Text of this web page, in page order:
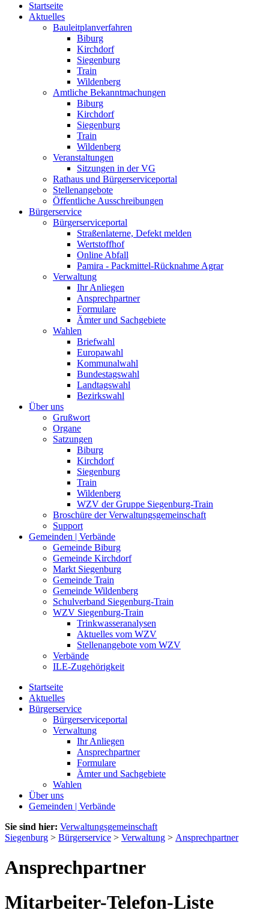
Startseite
Aktuelles
Bauleitplanverfahren
Biburg
Kirchdorf
Siegenburg
Train
Wildenberg
Amtliche Bekanntmachungen
Biburg
Kirchdorf
Siegenburg
Train
Wildenberg
Veranstaltungen
Sitzungen in der VG
Rathaus und Bürgerserviceportal
Stellenangebote
Öffentliche Ausschreibungen
Bürgerservice
Bürgerserviceportal
Straßenlaterne, Defekt melden
Wertstoffhof
Online Abfall
Pamira - Packmittel-Rücknahme Agrar
Verwaltung
Ihr Anliegen
Ansprechpartner
Formulare
Ämter und Sachgebiete
Wahlen
Briefwahl
Europawahl
Kommunalwahl
Bundestagswahl
Landtagswahl
Bezirkswahl
Über uns
Grußwort
Organe
Satzungen
Biburg
Kirchdorf
Siegenburg
Train
Wildenberg
WZV der Gruppe Siegenburg-Train
Broschüre der Verwaltungsgemeinschaft
Support
Gemeinden | Verbände
Gemeinde Biburg
Gemeinde Kirchdorf
Markt Siegenburg
Gemeinde Train
Gemeinde Wildenberg
Schulverband Siegenburg-Train
WZV Siegenburg-Train
Trinkwasseranalysen
Aktuelles vom WZV
Stellenangebote vom WZV
Verbände
ILE-Zugehörigkeit
Startseite
Aktuelles
Bürgerservice
Bürgerserviceportal
Verwaltung
Ihr Anliegen
Ansprechpartner
Formulare
Ämter und Sachgebiete
Wahlen
Über uns
Gemeinden | Verbände
Sie sind hier: Verwaltungsgemeinschaft
Siegenburg > Bürgerservice > Verwaltung > Ansprechpartner
Ansprechpartner
Mitarbeiter-Telefon-Liste